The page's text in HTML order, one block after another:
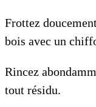
Frottez
bois avec un
Rincez
tout résidu.